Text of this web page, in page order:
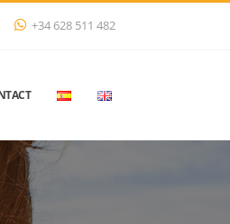
+34 628 511 482